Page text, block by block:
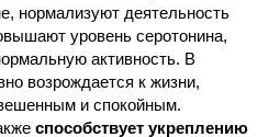
нормализуют деятельность
уровень серотонина,
активность. В
возрождается к жизни,
и спокойным.
способствует укреплению